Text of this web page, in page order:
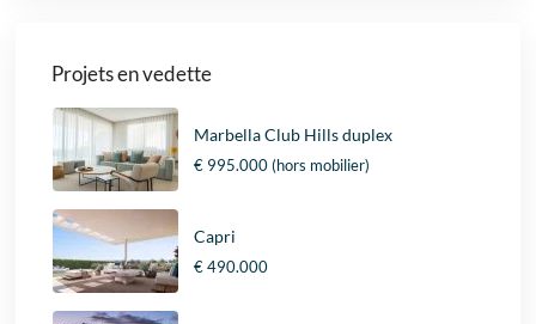
Projets en vedette
Marbella Club Hills duplex
€ 995.000(hors mobilier)
Capri
€ 490.000